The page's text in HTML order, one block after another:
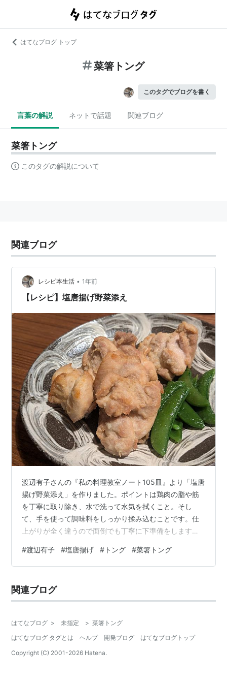
はてなブログ トップ
菜箸トング
このタグでブログを書く
言葉の解説 ネットで話題 関連ブログ
菜箸トング
このタグの解説について
関連ブログ
レシピ本生活 • 1年前
【レシピ】塩唐揚げ野菜添え
渡辺有子さんの『私の料理教室ノート105皿』より「塩唐
揚げ野菜添え」を作りました。ポイントは鶏肉の脂や筋
を丁寧に取り除き、水で洗って水気を拭くこと。そし
て、手を使って調味料をしっかり揉み込むことです。仕
上がりが全く違うので面倒でも丁寧に下準備をします。
が、片栗粉でもＯＫ。本ではおすすめの道具として巨大
ピンセットのような菜箸トングが紹介されていて、購入
く、茹でる、揚げるのどんな調理の時も使いやすくてお
気に入り。 リンク 目次1.材料2.作り方3.レシピ本【材
#渡辺有子 #塩唐揚げ # トング #菜箸トング
関連ブログ
はてなブログ > 未指定 > 菜箸トング
はてなブログ タグとは
ヘルプ 開発ブログ
はてなブログトップ
Copyright (C) 2001-2026 Hatena.